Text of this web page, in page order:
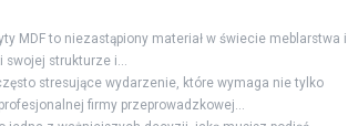
MDF to niezastąpiony materiał w świecie meblarstwa i
swojej strukturze i...
stresujące wydarzenie, które wymaga nie tylko
firmy przeprowadzkowej...